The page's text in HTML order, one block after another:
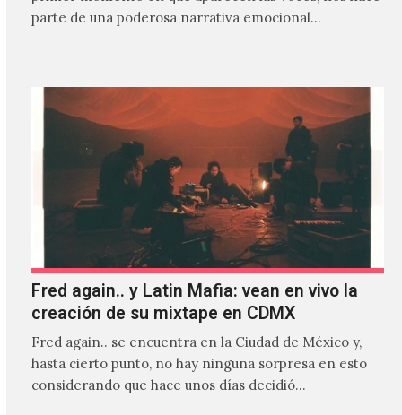
parte de una poderosa narrativa emocional…
Fred again.. y Latin Mafia: vean en vivo la
creación de su mixtape en CDMX
Fred again.. se encuentra en la Ciudad de México y,
hasta cierto punto, no hay ninguna sorpresa en esto
considerando que hace unos días decidió…